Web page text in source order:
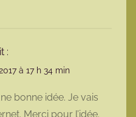
:
à 17 h 34 min
bonne idée. Je vais
Merci pour l’idée.